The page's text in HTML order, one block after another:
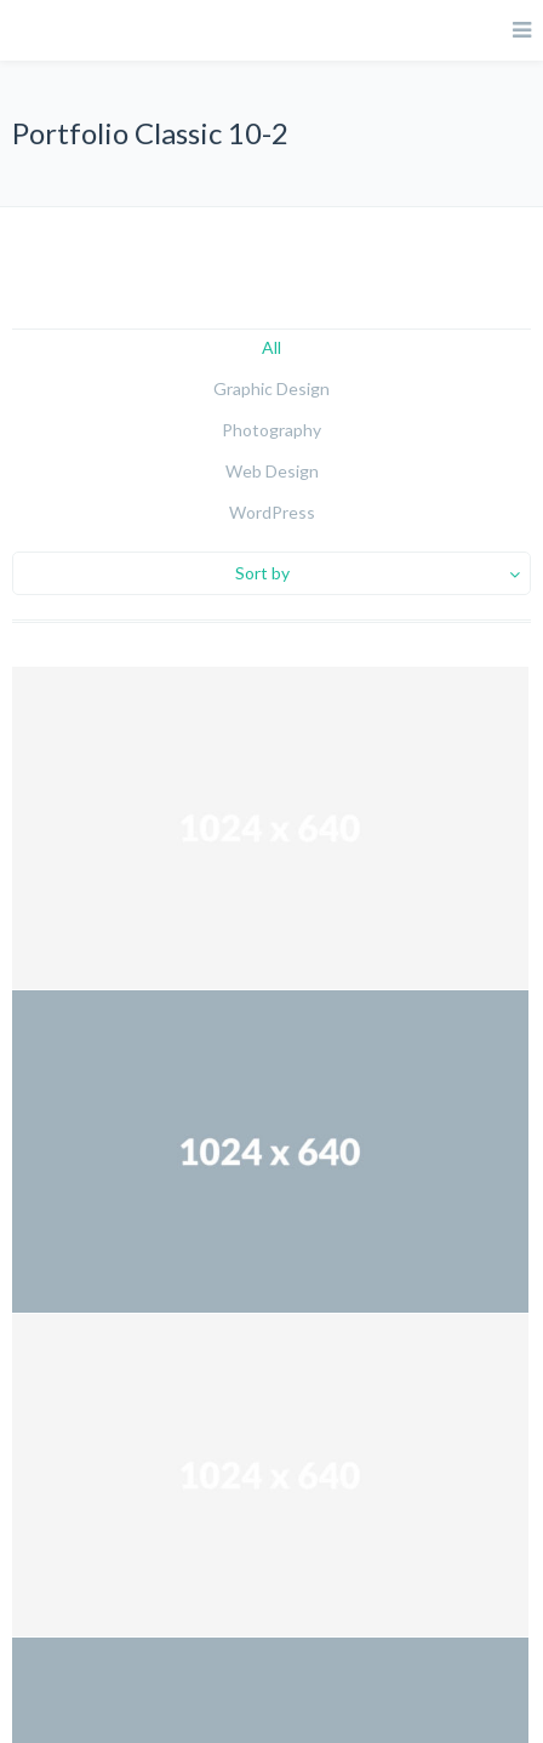
Portfolio Classic 10-2
All
Graphic Design
Photography
Web Design
WordPress
Sort by